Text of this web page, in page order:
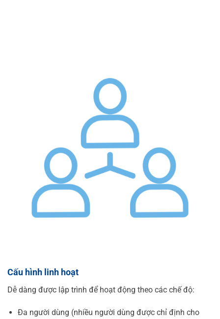
Cấu hình linh hoạt
Dễ dàng được lập trình để hoạt động theo các chế độ:
Đa người dùng (nhiều người dùng được chỉ định cho